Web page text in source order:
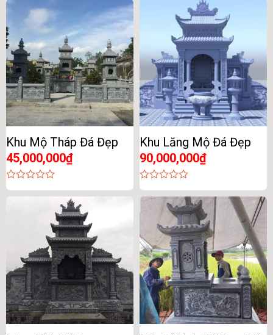
Khu Mộ Tháp Đá Đẹp
45,000,000₫
0
Khu Lăng Mộ Đá Đẹp
90,000,000₫
0
out